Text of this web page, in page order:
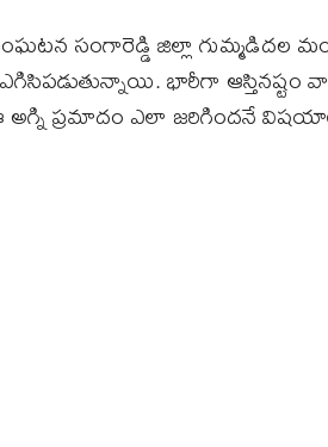
సంగారెడ్డి జిల్లా గుమ్మడిదల
భారీగా ఆస్తినష్టం
అగ్ని ప్రమాదం ఎలా జరిగిందనే